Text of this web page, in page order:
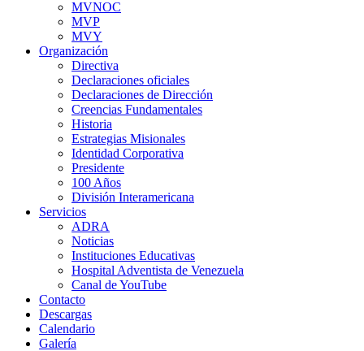
MVNOC
MVP
MVY
Organización
Directiva
Declaraciones oficiales
Declaraciones de Dirección
Creencias Fundamentales
Historia
Estrategias Misionales
Identidad Corporativa
Presidente
100 Años
División Interamericana
Servicios
ADRA
Noticias
Instituciones Educativas
Hospital Adventista de Venezuela
Canal de YouTube
Contacto
Descargas
Calendario
Galería